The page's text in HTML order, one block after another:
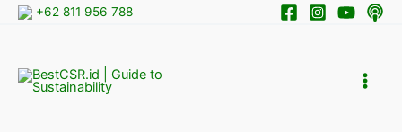
Skip
+62 811 956 788